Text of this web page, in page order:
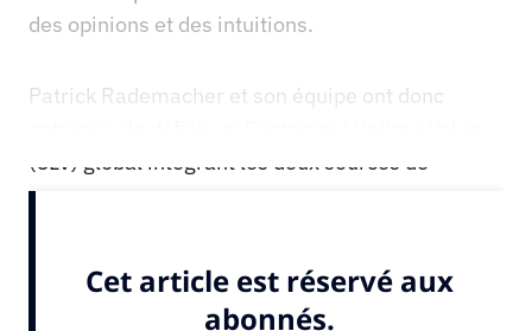
des opinions et des intuitions.
Patrick Rademacher et son équipe ont donc
(CLV) global intégrant les deux sources de
revenus.